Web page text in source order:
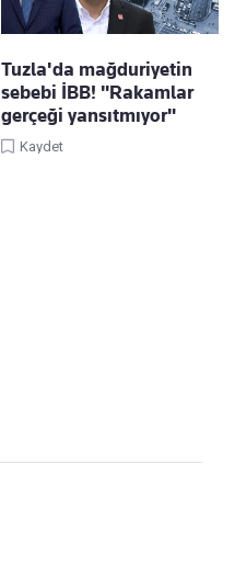
Tuzla'da mağduriyetin
sebebi İBB! "Rakamlar
gerçeği yansıtmıyor"
Kaydet